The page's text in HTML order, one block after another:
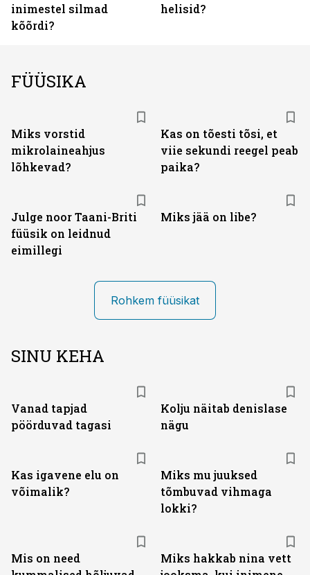
inimestel silmad
kõõrdi?
helisid?
FÜÜSIKA
Miks vorstid
mikrolaineahjus
lõhkevad?
Kas on tõesti tõsi, et
viie sekundi reegel peab
paika?
Julge noor Taani-Briti
füüsik on leidnud
eimillegi
Miks jää on libe?
Rohkem füüsikat
SINU KEHA
Vanad tapjad
pöörduvad tagasi
Kolju näitab denislase
nägu
Kas igavene elu on
võimalik?
Miks mu juuksed
tõmbuvad vihmaga
lokki?
Mis on need
Miks hakkab nina vett